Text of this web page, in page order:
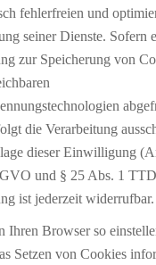
fehlerfreien und
seiner Dienste. Sofern
zur Speicherung von
die Verarbeitung
dieser Einwilligung
und § 25 Abs. 1
ist jederzeit widerrufbar.
Ihren Browser so
Setzen von Cookies